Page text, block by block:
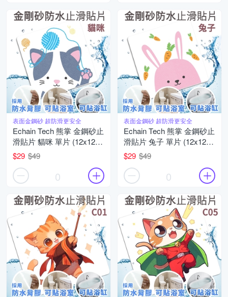
表面金鋼砂 超防滑更安全
Echain Tech 熊掌 金鋼砂止
滑貼片 貓咪 單片 (12x12公
分/共16款可任選) 防滑貼
片/浴室貼/磁磚貼/防水止滑
貼
$29 $49
0
表面金鋼砂 超防滑更安全
Echain Tech 熊掌 金鋼砂止
滑貼片 兔子 單片 (12x12公
分/共16款可任選) 防滑貼
片/浴室貼/磁磚貼/防水止滑
貼
$29 $49
0